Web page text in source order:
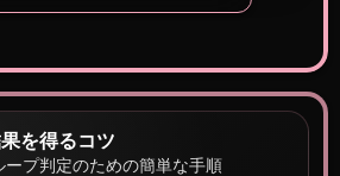
を得るコツ
ープ判定のための簡単な手順